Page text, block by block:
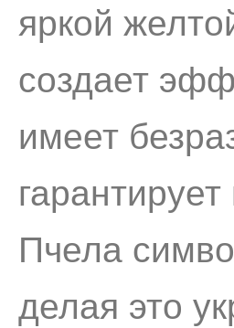
яркой
создает
имеет
Пчела
делая это